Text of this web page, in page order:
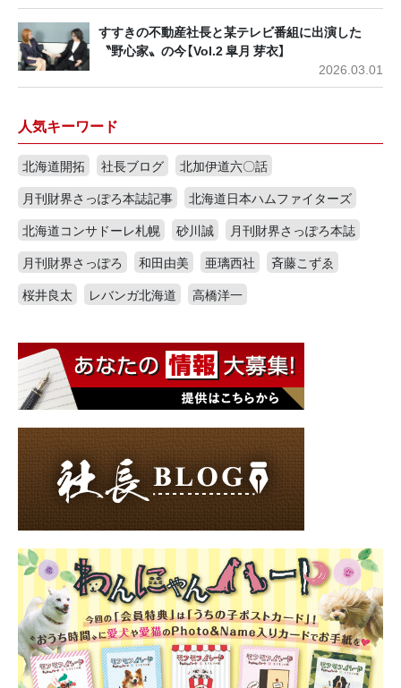
すすきの不動産社長と某テレビ番組に出演した
〝野心家〟の今【Vol.2 皐月 芽衣】
2026.03.01
人気キーワード
北海道開拓 社長ブログ
北加伊道六〇話
月刊財界さっぽろ本誌記事
北海道日本ハムファイターズ
北海道コンサドーレ札幌
砂川誠
月刊財界さっぽろ本誌
月刊財界さっぽろ
和田由美 亜璃西社
斉藤こずゑ
桜井良太
レバンガ北海道 高橋洋一